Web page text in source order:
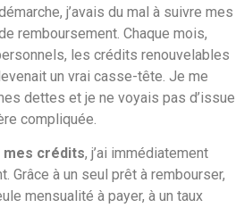
j’avais du mal à suivre mes
remboursement. Chaque mois,
les crédits renouvelables
un vrai casse-tête. Je me
dettes et je ne voyais pas d’issue
compliquée.
crédits, j’ai immédiatement
Grâce à un seul prêt à rembourser,
mensualité à payer, à un taux